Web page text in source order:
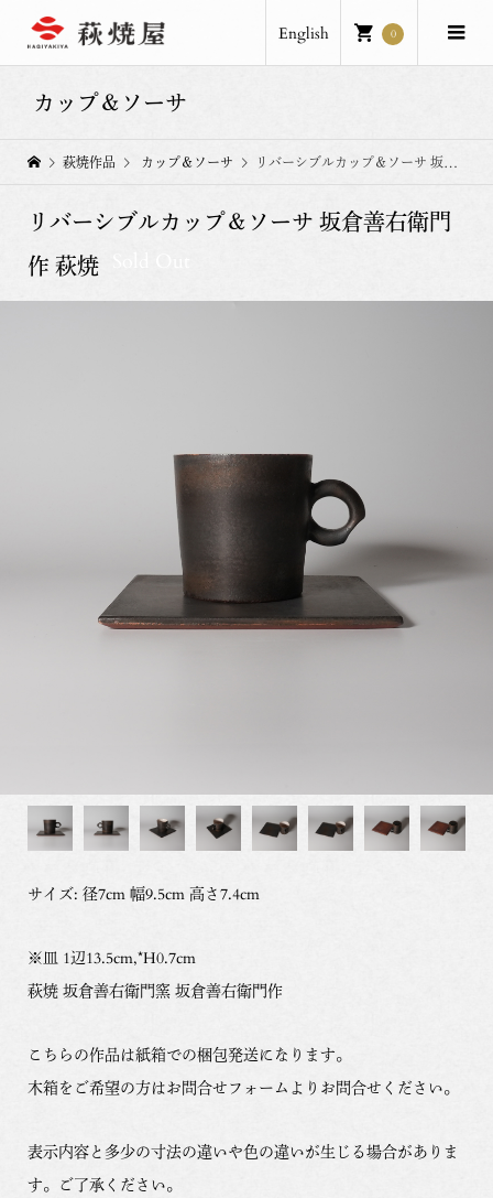
English 0
カップ＆ソーサ
萩焼作品 カップ＆ソーサ リバーシブルカップ＆ソーサ 坂倉善右衛門作 萩焼
リバーシブルカップ＆ソーサ 坂倉善右衛門
作 萩焼
サイズ: 径7cm 幅9.5cm 高さ7.4cm
※皿 1辺13.5cm,*H0.7cm
萩焼 坂倉善右衛門窯 坂倉善右衛門作
こちらの作品は紙箱での梱包発送になります。
木箱をご希望の方はお問合せフォームよりお問合せください。
表示内容と多少の寸法の違いや色の違いが生じる場合がありま
す。ご了承ください。